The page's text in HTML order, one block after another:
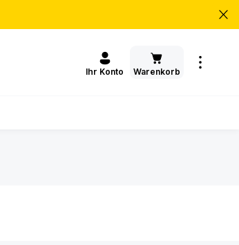
Ihr Konto Warenkorb